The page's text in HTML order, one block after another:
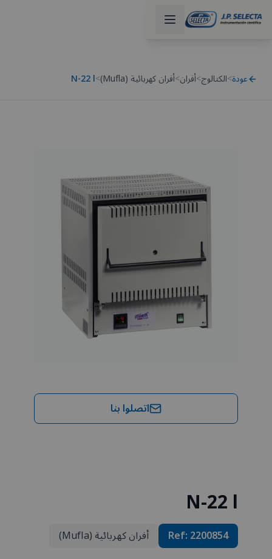
عودة>الكتالوج>أفران>أفران كهربائية (Mufla) >
N-22 l
اتصلوا بنا
N-22 l
Ref:2200854 أفران كهربائية (Mufla)